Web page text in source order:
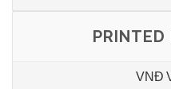
PRINTED
VNĐ